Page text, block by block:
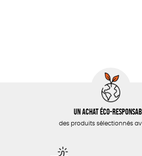
Un achat éco-
des produits sélectionnés